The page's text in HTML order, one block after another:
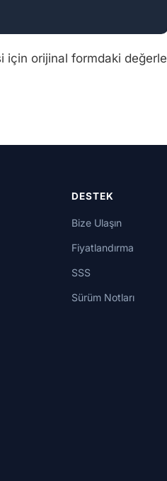
için orijinal formdaki değerle
DESTEK
Bize Ulaşın
Fiyatlandırma
SSS
Sürüm Notları